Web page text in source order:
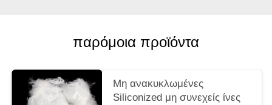
παρόμοια προϊόντα
Μη ανακυκλωμένες
Siliconized μη συνεχείς ίνες